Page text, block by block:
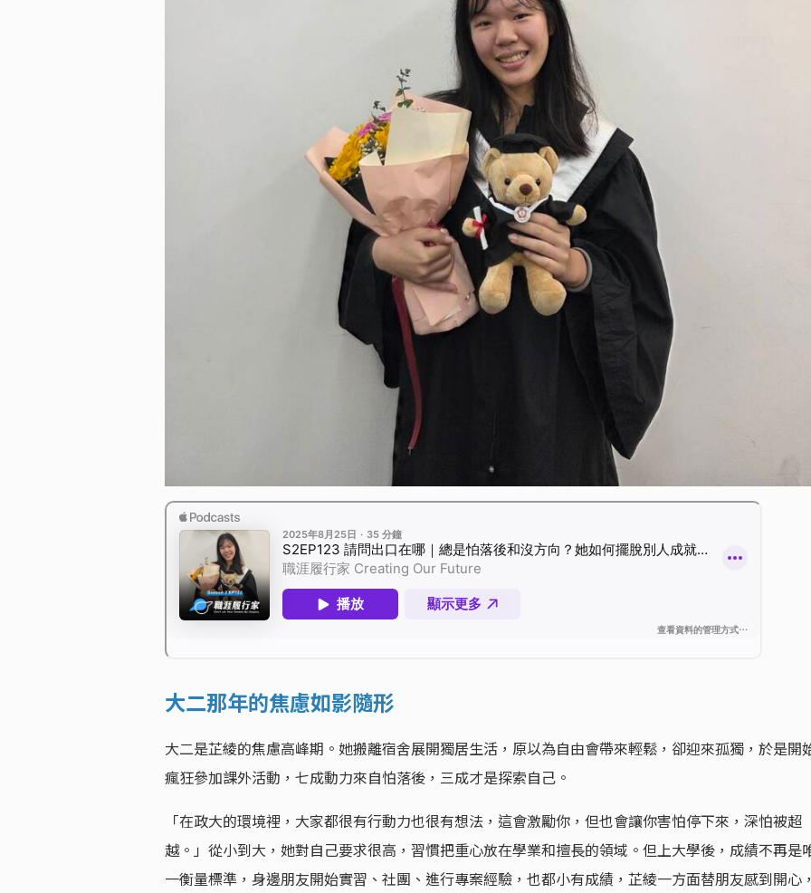
大二那年的焦慮如影隨形
大二是芷綾的焦慮高峰期。她搬離宿舍展開獨居生活，原以為自由會帶來輕鬆，卻迎來孤獨，於是開
瘋狂參加課外活動，七成動力來自怕落後，三成才是探索自己。
「在政大的環境裡，大家都很有行動力也很有想法，這會激勵你，但也會讓你害怕停下來，深怕被超
越。」從小到大，她對自己要求很高，習慣把重心放在學業和擅長的領域。但上大學後，成績不再是
一衡量標準，身邊朋友開始實習、社團、進行專案經驗，也都小有成績，芷綾一方面替朋友感到開心，